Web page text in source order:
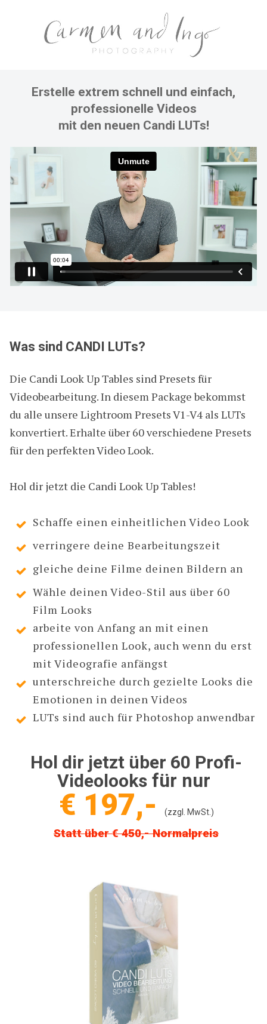
Erstelle extrem schnell und einfach,
professionelle Videos
mit den neuen Candi LUTs!
Was sind CANDI LUTs?
​Die Candi Look Up Tables sind Presets für
Videobearbeitung. In diesem Package bekommst
du alle unsere Lightroom Presets V1-V4 als LUTs
konvertiert. Erhalte über 60 verschiedene Presets
für den perfekten Video Look.
Hol dir jetzt die Candi Look Up Tables!
Schaffe einen einheitlichen Video Look
verringere deine Bearbeitungszeit
gleiche deine Filme deinen Bildern an
Wähle deinen Video-Stil aus über 60
Film Looks
arbeite von Anfang an mit einen
professionellen Look, auch wenn du erst
mit Videografie anfängst
unterschreiche durch gezielte Looks die
Emotionen in deinen Videos
LUTs sind auch für Photoshop anwendbar
Hol dir jetzt über 60 Profi-
Videolooks für nur
€ 197,- (zzgl. MwSt.)
Statt über € 450,- Normalpreis